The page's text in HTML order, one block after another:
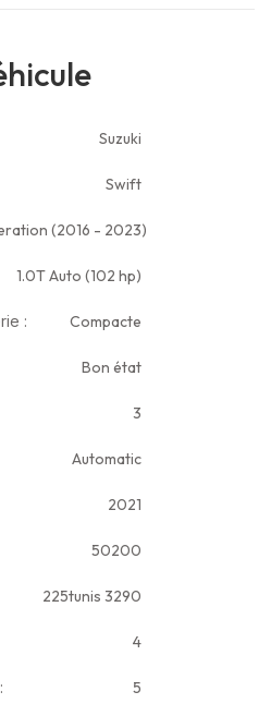
Suzuki
Swift
(2016 - 2023)
1.0T Auto (102 hp)
: Compacte
Bon état
3
Automatic
2021
50200
225tunis 3290
4
5